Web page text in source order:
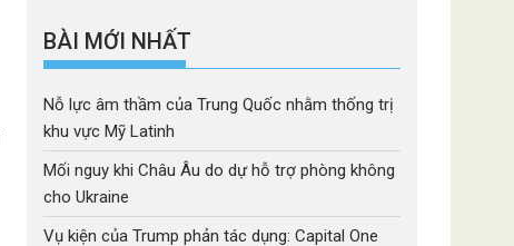
BÀI MỚI NHẤT
Nỗ lực âm thầm của Trung Quốc nhằm thống trị
khu vực Mỹ Latinh
Mối nguy khi Châu Âu do dự hỗ trợ phòng không
cho Ukraine
Vụ kiện của Trump phản tác dụng: Capital One